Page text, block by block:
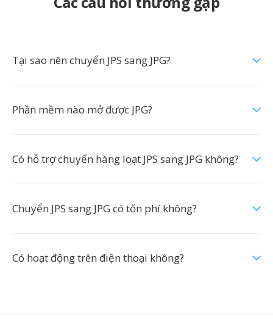
Tại sao nên chuyển JPS sang JPG?
Phần mềm nào mở được JPG?
Có hỗ trợ chuyển hàng loạt JPS sang JPG không?
Chuyển JPS sang JPG có tốn phí không?
Có hoạt động trên điện thoại không?